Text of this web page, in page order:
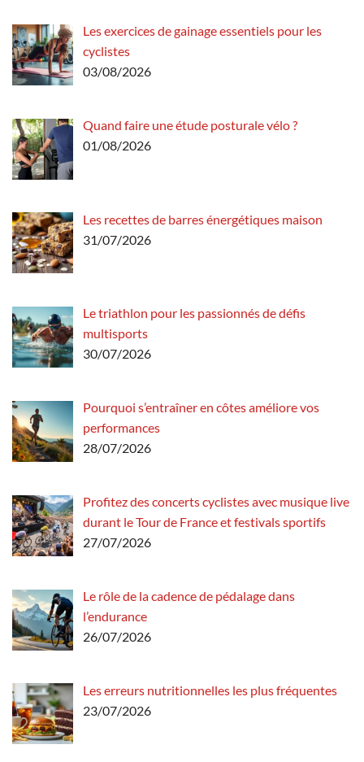
Les exercices de gainage essentiels pour les
cyclistes
03/08/2026
Quand faire une étude posturale vélo ?
01/08/2026
Les recettes de barres énergétiques maison
31/07/2026
Le triathlon pour les passionnés de défis
multisports
30/07/2026
Pourquoi s’entraîner en côtes améliore vos
performances
28/07/2026
Profitez des concerts cyclistes avec musique live
durant le Tour de France et festivals sportifs
27/07/2026
Le rôle de la cadence de pédalage dans
l’endurance
26/07/2026
Les erreurs nutritionnelles les plus fréquentes
23/07/2026